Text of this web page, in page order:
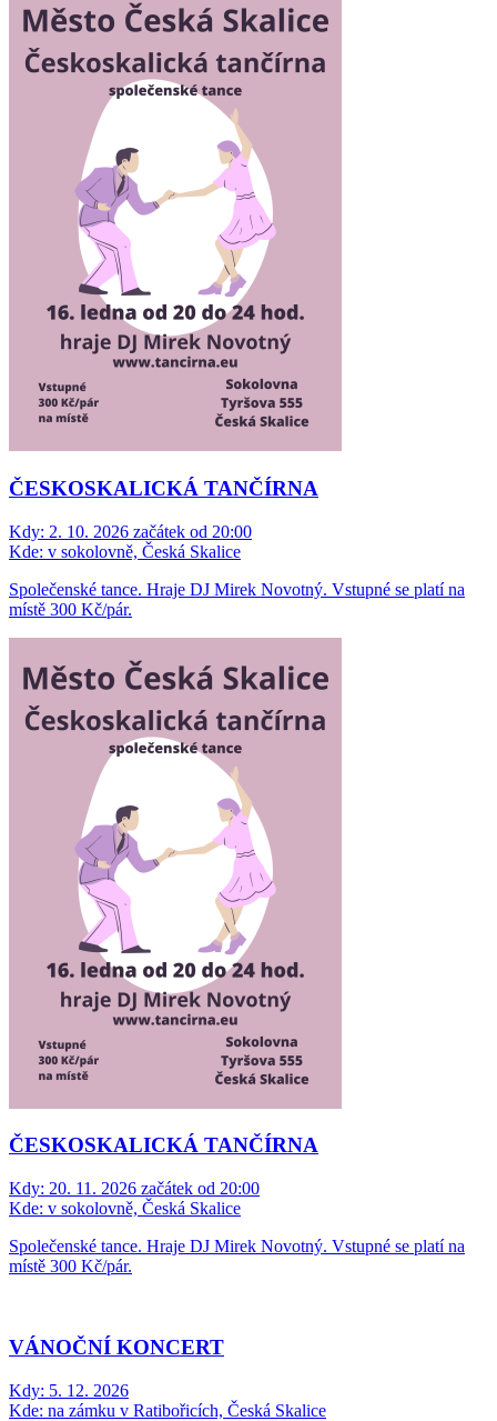
ČESKOSKALICKÁ TANČÍRNA
Kdy: 2. 10. 2026 začátek od 20:00
Kde: v sokolovně, Česká Skalice
Společenské tance. Hraje DJ Mirek Novotný. Vstupné se platí na
místě 300 Kč/pár.
ČESKOSKALICKÁ TANČÍRNA
Kdy: 20. 11. 2026 začátek od 20:00
Kde: v sokolovně, Česká Skalice
Společenské tance. Hraje DJ Mirek Novotný. Vstupné se platí na
místě 300 Kč/pár.
VÁNOČNÍ KONCERT
Kdy: 5. 12. 2026
Kde: na zámku v Ratibořicích, Česká Skalice